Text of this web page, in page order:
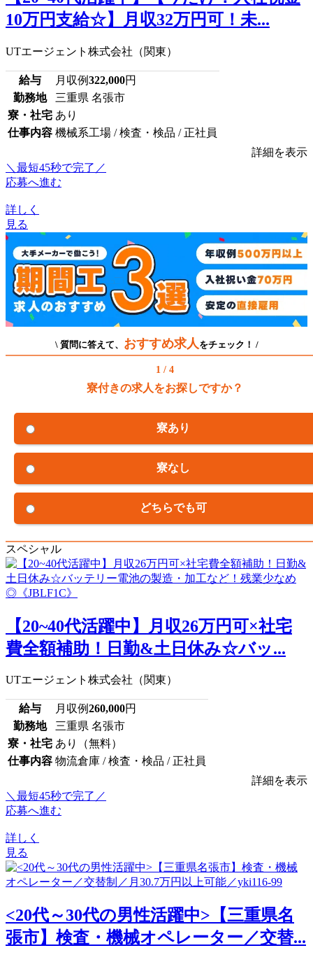
10万円支給☆】月収32万円可！未...
UTエージェント株式会社（関東）
給与 月収例322,000円
勤務地
三重県 名張市
寮・社宅 あり
仕事内容 機械系工場 / 検査・検品 / 正社員
詳細を表示
＼最短45秒で完了／
応募へ進む
詳しく
見る
\ 質問に答えて、 おすすめ求人 をチェック！ /
1 / 4
寮付きの求人をお探しですか？
寮あり
寮なし
どちらでも可
スペシャル
【20~40代活躍中】月収26万円可×社宅
費全額補助！日勤&土日休み☆バッ...
UTエージェント株式会社（関東）
給与 月収例260,000円
勤務地
三重県 名張市
寮・社宅 あり（無料）
仕事内容 物流倉庫 / 検査・検品 / 正社員
詳細を表示
＼最短45秒で完了／
応募へ進む
詳しく
見る
<20代～30代の男性活躍中>【三重県名
張市】検査・機械オペレーター／交替...